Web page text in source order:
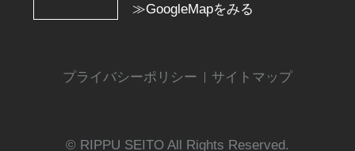
≫GoogleMapをみる
プライバシーポリシー サイトマップ
© RIPPU SEITO All Rights Reserved.